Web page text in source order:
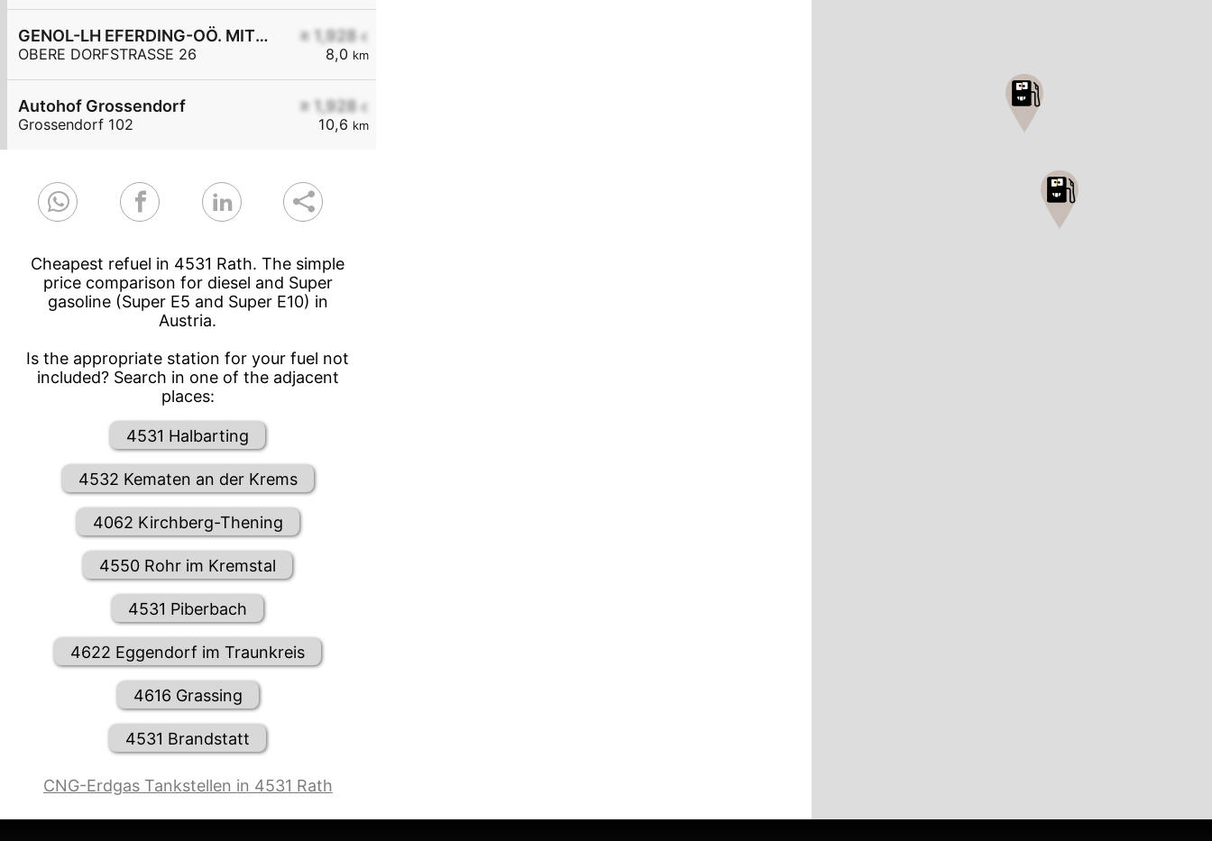
≥ 1,928 €
8,0 km
GENOL-LH EFERDING-OÖ. MITTE eGen
OBERE DORFSTRASSE 26
≥ 1,928 €
10,6 km
Autohof Grossendorf
Grossendorf 102
Cheapest refuel in 4531 Rath. The simple
price comparison for diesel and Super
gasoline (Super E5 and Super E10) in
Austria.
Is the appropriate station for your fuel not
included? Search in one of the adjacent
places:
4531 Halbarting
4532 Kematen an der Krems
4062 Kirchberg-Thening
4550 Rohr im Kremstal
4531 Piberbach
4622 Eggendorf im Traunkreis
4616 Grassing
4531 Brandstatt
CNG-Erdgas Tankstellen in 4531 Rath